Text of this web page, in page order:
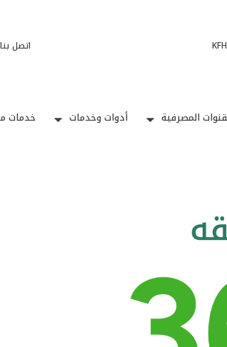
اتصل بنا
المصرفية أدوات وخدمات خدمات